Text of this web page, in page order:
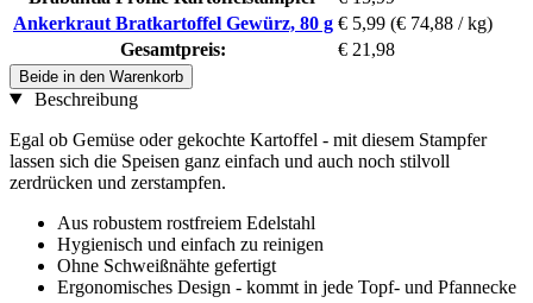
Ankerkraut Bratkartoffel Gewürz, 80 g € 5,99 (€ 74,88 / kg)
Gesamtpreis:
€ 21,98
Beide in den Warenkorb
Beschreibung
Egal ob Gemüse oder gekochte Kartoffel - mit diesem Stampfer
lassen sich die Speisen ganz einfach und auch noch stilvoll
zerdrücken und zerstampfen.
Aus robustem rostfreiem Edelstahl
Hygienisch und einfach zu reinigen
Ohne Schweißnähte gefertigt
Ergonomisches Design - kommt in jede Topf- und Pfannecke